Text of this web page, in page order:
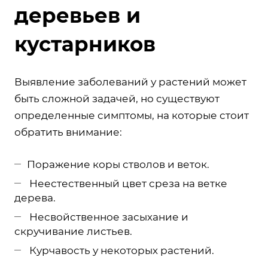
деревьев и
кустарников
Выявление заболеваний у растений может
быть сложной задачей, но существуют
определенные симптомы, на которые стоит
обратить внимание:
Поражение коры стволов и веток.
Неестественный цвет среза на ветке
дерева.
Несвойственное засыхание и
скручивание листьев.
Курчавость у некоторых растений.